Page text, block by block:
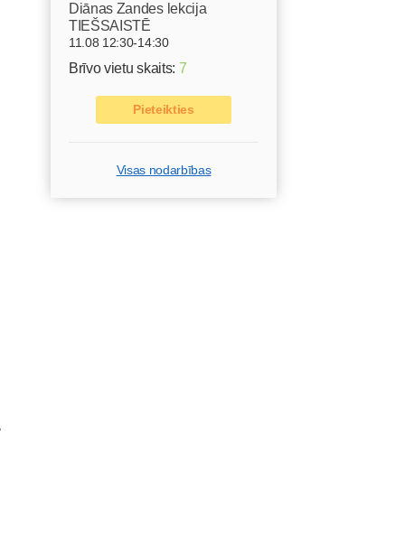
Diānas Zandes lekcija
TIEŠSAISTĒ
11.08 12:30-14:30
Brīvo vietu skaits: 7
Pieteikties
Visas nodarbības